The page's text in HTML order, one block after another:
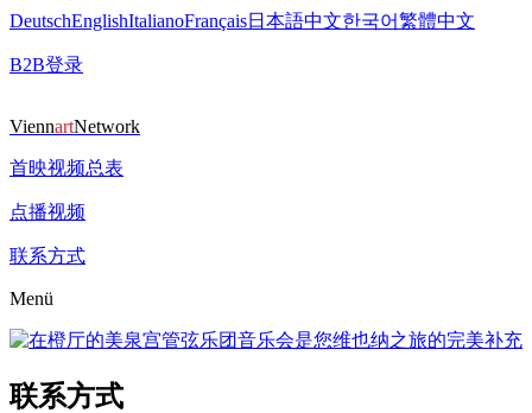
DeutschEnglishItalianoFrançais日本語中文한국어繁體中文
B2B登录
ViennartNetwork
首映视频总表
点播视频
联系方式
Menü
联系方式